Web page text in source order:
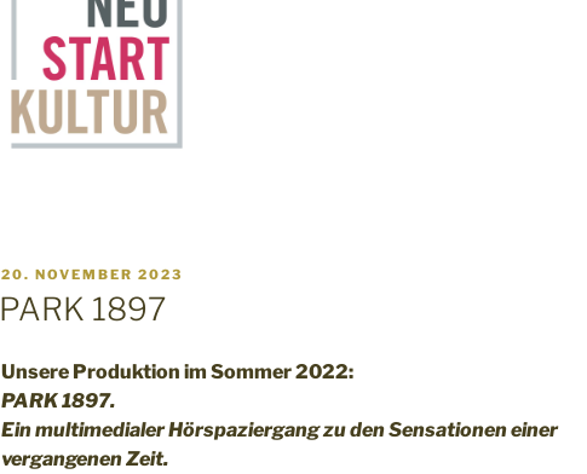
VERÖFFENTLICHT
AM
20. NOVEMBER 2023
PARK 1897
Unsere Produktion im Sommer 2022:
PARK 1897.
Ein multimedialer Hörspaziergang zu den Sensationen einer
vergangenen Zeit.